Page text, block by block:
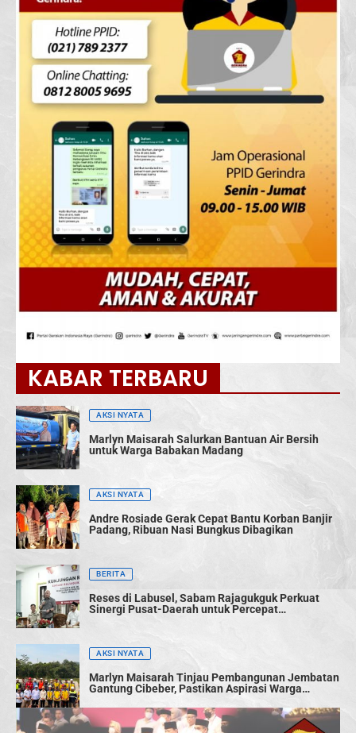
KABAR TERBARU
AKSI NYATA
Marlyn Maisarah Salurkan Bantuan Air Bersih
untuk Warga Babakan Madang
AKSI NYATA
Andre Rosiade Gerak Cepat Bantu Korban Banjir
Padang, Ribuan Nasi Bungkus Dibagikan
BERITA
Reses di Labusel, Sabam Rajagukguk Perkuat
Sinergi Pusat-Daerah untuk Percepat
AKSI NYATA
Marlyn Maisarah Tinjau Pembangunan Jembatan
Gantung Cibeber, Pastikan Aspirasi Warga